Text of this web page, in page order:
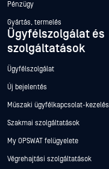
Pénzügy
Gyártás, termelés
Ügyfélszolgálat és
szolgáltatások
Ügyfélszolgálat
Új bejelentés
Műszaki ügyfélkapcsolat-kezelés
Szakmai szolgáltatások
My OPSWAT felügyelete
Végrehajtási szolgáltatások